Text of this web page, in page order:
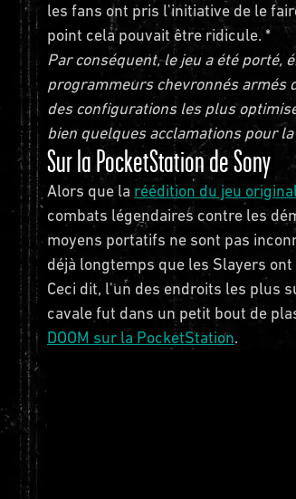
les fans ont pris l'initiative de le
point cela pouvait être ridicule. *
Par conséquent, le jeu a été porté,
programmeurs chevronnés armés
des configurations les plus
bien quelques acclamations pour
Sur la PocketStation de Sony
Alors que la réédition du jeu original
combats légendaires contre les
moyens portatifs ne sont pas
déjà longtemps que les Slayers
Ceci dit, l'un des endroits les plus
cavale fut dans un petit bout de
DOOM sur la PocketStation.